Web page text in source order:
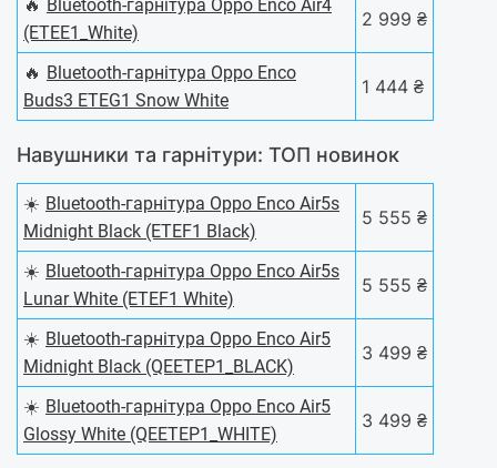
Bluetooth-гарнітура Oppo Enco Air4
(ETEE1_White)
2 999 ₴
🔥 Bluetooth-гарнітура Oppo Enco
Buds3 ETEG1 Snow White
1 444 ₴
Навушники та гарнітури: ТОП новинок
☀️ Bluetooth-гарнітура Oppo Enco Air5s
Midnight Black (ETEF1 Black)
5 555 ₴
☀️ Bluetooth-гарнітура Oppo Enco Air5s
Lunar White (ETEF1 White)
5 555 ₴
☀️ Bluetooth-гарнітура Oppo Enco Air5
Midnight Black (QEETEP1_BLACK)
3 499 ₴
☀️ Bluetooth-гарнітура Oppo Enco Air5
Glossy White (QEETEP1_WHITE)
3 499 ₴